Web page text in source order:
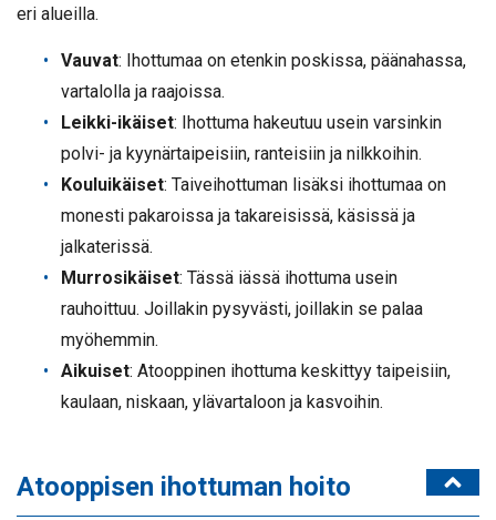
eri alueilla.
Vauvat: Ihottumaa on etenkin poskissa, päänahassa,
vartalolla ja raajoissa.
Leikki-ikäiset: Ihottuma hakeutuu usein varsinkin
polvi- ja kyynärtaipeisiin, ranteisiin ja nilkkoihin.
Kouluikäiset: Taiveihottuman lisäksi ihottumaa on
monesti pakaroissa ja takareisissä, käsissä ja
jalkaterissä.
Murrosikäiset: Tässä iässä ihottuma usein
rauhoittuu. Joillakin pysyvästi, joillakin se palaa
myöhemmin.
Aikuiset: Atooppinen ihottuma keskittyy taipeisiin,
kaulaan, niskaan, ylävartaloon ja kasvoihin.
Atooppisen ihottuman hoito